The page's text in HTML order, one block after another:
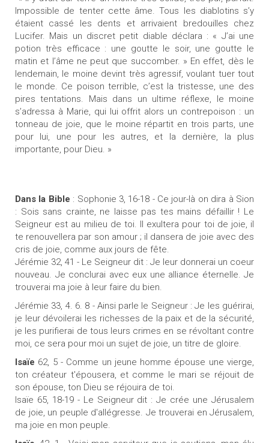
Impossible de tenter cette âme. Tous les diablotins s’y
étaient cassé les dents et arrivaient bredouilles chez
Lucifer. Mais un discret petit diable déclara : « J’ai une
potion très efficace : une goutte le soir, une goutte le
matin et l’âme ne peut que succomber. » En effet, dès le
lendemain, le moine devint très agressif, voulant tuer tout
le monde. Ce poison terrible, c’est la tristesse, une des
pires tentations. Mais dans un ultime réflexe, le moine
s’adressa à Marie, qui lui offrit alors un contrepoison : un
tonneau de joie, que le moine répartit en trois parts, une
pour lui, une pour les autres, et la dernière, la plus
importante, pour Dieu. »
Dans la Bible : Sophonie 3, 16-18 - Ce jour-là on dira à Sion
: Sois sans crainte, ne laisse pas tes mains défaillir ! Le
Seigneur est au milieu de toi. Il exultera pour toi de joie, il
te renouvellera par son amour ; il dansera de joie avec des
cris de joie, comme aux jours de fête.
Jérémie 32, 41 - Le Seigneur dit : Je leur donnerai un coeur
nouveau. Je conclurai avec eux une alliance éternelle. Je
trouverai ma joie à leur faire du bien.
Jérémie 33, 4. 6. 8 - Ainsi parle le Seigneur : Je les guérirai,
je leur dévoilerai les richesses de la paix et de la sécurité,
je les purifierai de tous leurs crimes en se révoltant contre
moi, ce sera pour moi un sujet de joie, un titre de gloire.
Isaïe 62, 5 - Comme un jeune homme épouse une vierge,
ton créateur t'épousera, et comme le mari se réjouit de
son épouse, ton Dieu se réjouira de toi.
Isaïe 65, 18-19 - Le Seigneur dit : Je crée une Jérusalem
de joie, un peuple d'allégresse. Je trouverai en Jérusalem,
ma joie en mon peuple.